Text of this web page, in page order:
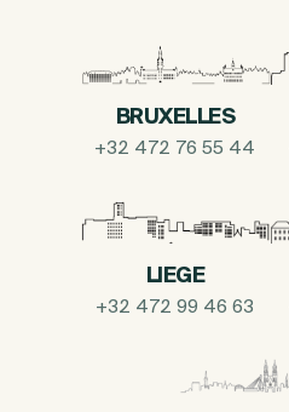
BRUXELLES
+32 472 76 55 44
LIEGE
+32 472 99 46 63